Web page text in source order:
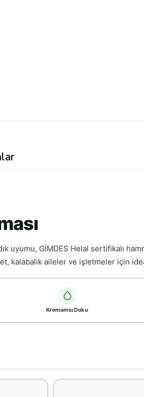
uyumu, GİMDES Helal sertifikalı
kalabalık aileler ve işletmeler için
Kremamsı Doku